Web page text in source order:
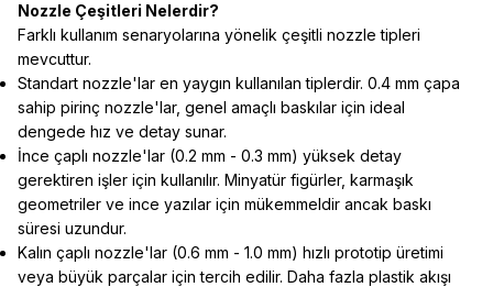
Nozzle Çeşitleri Nelerdir?
Farklı kullanım senaryolarına yönelik çeşitli nozzle tipleri
mevcuttur.
Standart nozzle'lar en yaygın kullanılan tiplerdir. 0.4 mm çapa
sahip pirinç nozzle'lar, genel amaçlı baskılar için ideal
dengede hız ve detay sunar.
İnce çaplı nozzle'lar (0.2 mm - 0.3 mm) yüksek detay
gerektiren işler için kullanılır. Minyatür figürler, karmaşık
geometriler ve ince yazılar için mükemmeldir ancak baskı
süresi uzundur.
Kalın çaplı nozzle'lar (0.6 mm - 1.0 mm) hızlı prototip üretimi
veya büyük parçalar için tercih edilir. Daha fazla plastik akışı